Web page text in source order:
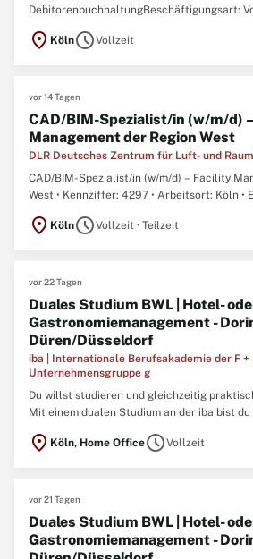
DebitorenbuchhaltungBeschäftigungsart:
sofortBewerbungsfrist: 11.08.2026mit
location_on KölnscheduleVollzeit
vor 14 Tagen
CAD/BIM-Spezialist/in (w/m/d)
Management der Region West
DLR Deutsches Zentrum für Luft- und
CAD/BIM-Spezialist/in (w/m/d) – Facility
West • Kennziffer: 4297 • Arbeitsort: Köln •
01.10.2026 • Karrierestufe:
Teilzeit, Vollzeit • Dauer der Beschäftigung:
location_on KölnscheduleVollzeit · Teilzeit
vor 22 Tagen
Duales Studium BWL | Hotel-
Gastronomiemanagement -
Düren/Düsseldorf
iba | Internationale Berufsakademie der F +
Unternehmensgruppe g
Du willst studieren und gleichzeitig
Mit einem dualen Studium an der iba bist
staatlich anerkannte Berufsakademie. Als
location_on Köln, Home OfficescheduleVollzeit
vor 21 Tagen
Duales Studium BWL | Hotel-
Gastronomiemanagement -